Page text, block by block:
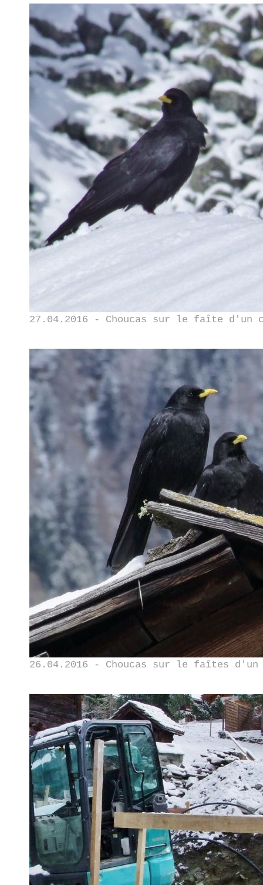
27.04.2016 - Choucas sur le faîte d'un
26.04.2016 - Choucas sur le faîtes d'un